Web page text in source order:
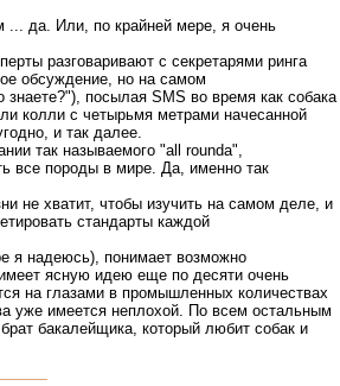
... да. Или, по крайней мере, я очень
разговаривают с секретарями ринга
обсуждение, но на самом
посылая SMS во время как собака
колли с четырьмя метрами начесанной
и так далее.
так называемого "all roundа",
все породы в мире. Да, именно так
не хватит, чтобы изучить на самом деле, и
стандарты каждой
я надеюсь), понимает возможно
ясную идею еще по десяти очень
на глазами в промышленных количествах
уже имеется неплохой. По всем остальным
бакалейщика, который любит собак и